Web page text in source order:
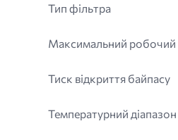
Тип фільтра
Максимальний робочий
Тиск відкриття байпасу
Температурний діапазон